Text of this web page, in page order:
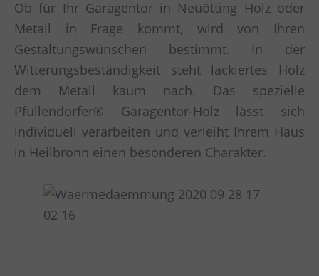
Ob für Ihr Garagentor in Neuötting Holz oder
Metall in Frage kommt, wird von Ihren
Gestaltungswünschen bestimmt. In der
Witterungsbeständigkeit steht lackiertes Holz
dem Metall kaum nach. Das spezielle
Pfullendorfer® Garagentor-Holz lässt sich
individuell verarbeiten und verleiht Ihrem Haus
in Heilbronn einen besonderen Charakter.